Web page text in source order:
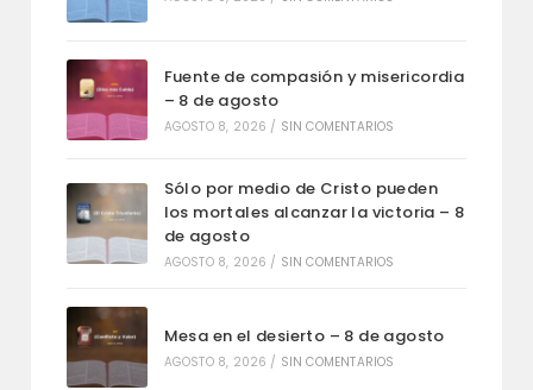
Fuente de compasión y misericordia
– 8 de agosto
AGOSTO 8, 2026 / SIN COMENTARIOS
Sólo por medio de Cristo pueden
los mortales alcanzar la victoria – 8
de agosto
AGOSTO 8, 2026 / SIN COMENTARIOS
Mesa en el desierto – 8 de agosto
AGOSTO 8, 2026 / SIN COMENTARIOS